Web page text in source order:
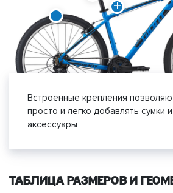
Встроенные крепления
просто и легко добавлять сумки и
аксессуары
ТАБЛИЦА РАЗМЕРОВ И